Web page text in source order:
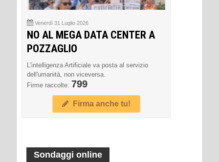
Venerdì 31 Luglio 2026
NO AL MEGA DATA CENTER A
POZZAGLIO
L'intelligenza Artificiale va posta al servizio
dell'umanità, non viceversa.
Firme raccolte: 799
Firma anche tu!
Sondaggi online